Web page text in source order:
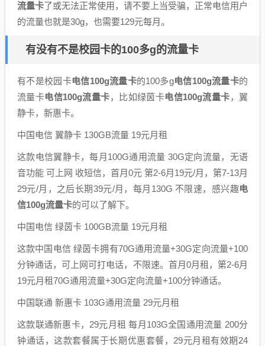
流量卡了或无法正常使用，请不要上当受骗，正常电信用户
的流量也就是30g，也需要129元每月。
有没有不是校园卡的100多g的流量卡
有不是校园卡电信100g流量卡的100多g电信100g流量卡的
流量卡电信100g流量卡，比如绿茵卡电信100g流量卡，翼
静卡，新惠卡。
中国电信 翼静卡 130GB流量 19元月租
这款电信翼静卡，每月100G通用流量 30G定向流量，无语
音功能 可上网 收短信，首月0元 第2-6月19元/月，第7-13月
29元/月，之后长期39元/月，每月130G 不限速，感兴趣电
信100g流量卡的可以了解下。
中国电信 绿茵卡 100GB流量 19元月租
这款中国电信 绿茵卡拥有70G通用流量+30G定向流量+100
分钟通话，可上网可打电话，不限速。首月0月租，第2-6月
19元月租70G通用流量+30G定向流量+100分钟通话。
中国联通 新惠卡 103G通用流量 29元月租
这款联通新惠卡，29元月租 每月103G全国通用流量 200分
钟通话，这款套餐属于长期优惠套餐，29元月租有效期24